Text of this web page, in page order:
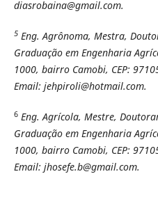
diasrobaina@gmail.com.
5Eng. Agrônoma, Mestra,
Graduação em Engenharia
1000, bairro Camobi, CEP:
Email: jehpiroli@hotmail.com.
6 Eng. Agrícola, Mestre,
Graduação em Engenharia
1000, bairro Camobi, CEP:
Email: jhosefe.b@gmail.com.